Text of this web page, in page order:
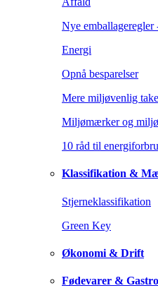
Nye emballageregler
Energi
Opnå besparelser
Mere miljøvenlig
Miljømærker og
10 råd til
Klassifikation &
Stjerneklassifikation
Green Key
Økonomi & Drift
Fødevarer &